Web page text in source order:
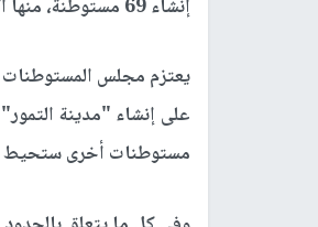
إنشاء 69 مستوطنة، منها أكثر من 20 مستوطنة جديدة تماماً.
يعتزم مجلس
على إنشاء "مدينة
مستوطنات أخرى ستحيط